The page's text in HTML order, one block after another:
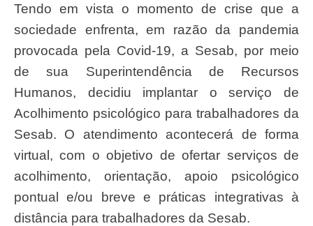
Tendo em vista o momento de crise que a
sociedade enfrenta, em razão da pandemia
provocada pela Covid-19, a Sesab, por meio
de sua Superintendência de Recursos
Humanos, decidiu implantar o serviço de
Acolhimento psicológico para trabalhadores da
Sesab. O atendimento acontecerá de forma
virtual, com o objetivo de ofertar serviços de
acolhimento, orientação, apoio psicológico
pontual e/ou breve e práticas integrativas à
distância para trabalhadores da Sesab.